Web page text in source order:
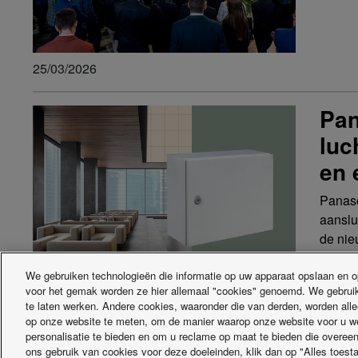
25/03/2026
en
de
21/01/2026
We gebruiken technologieën die informatie op uw apparaat opslaan en
voor het gemak worden ze hier allemaal "cookies" genoemd. We
te laten werken. Andere cookies, waaronder die van derden, worden
op onze website te meten, om de manier waarop onze website voor u
personalisatie te bieden en om u reclame op maat te bieden die
ons gebruik van cookies voor deze doeleinden, klik dan op "Alles